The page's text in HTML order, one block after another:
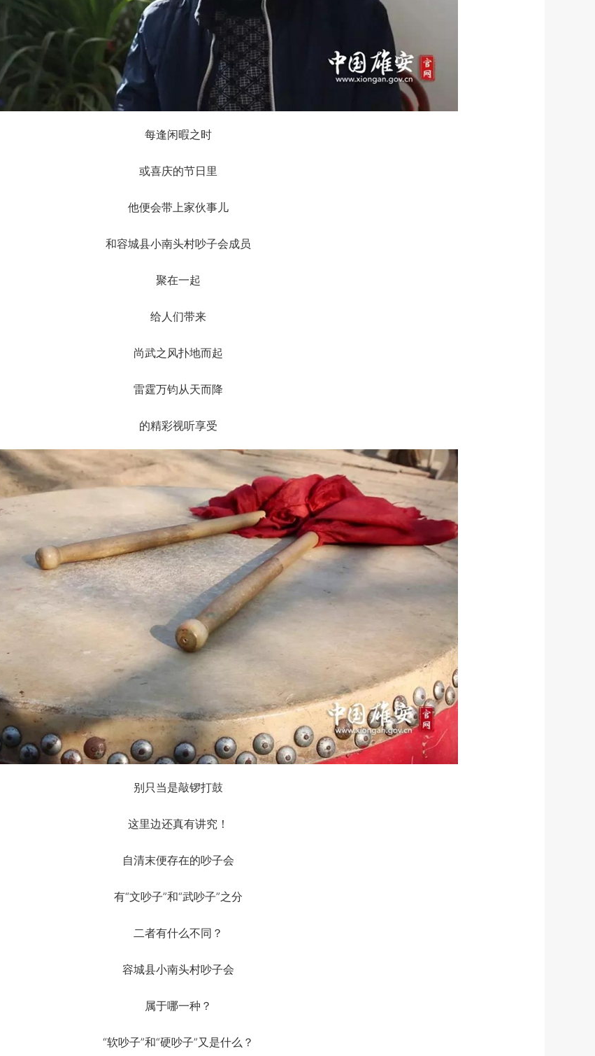
每逢闲暇之时
或喜庆的节日里
他便会带上家伙事儿
和容城县小南头村吵子会成员
聚在一起
给人们带来
尚武之风扑地而起
雷霆万钧从天而降
的精彩视听享受
别只当是敲锣打鼓
这里边还真有讲究！
自清末便存在的吵子会
有“文吵子”和“武吵子”之分
二者有什么不同？
容城县小南头村吵子会
属于哪一种？
“软吵子”和“硬吵子”又是什么？